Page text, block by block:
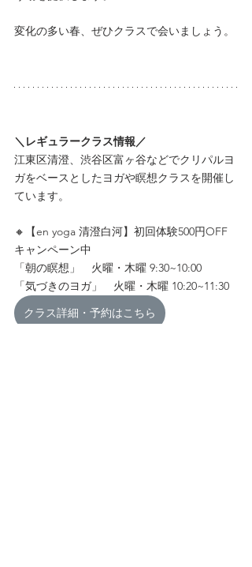
変化の多い春、ぜひクラスで会いましょう。
＼レギュラークラス情報／
江東区清澄、渋谷区富ヶ谷などでクリパルヨ
ガをベースとしたヨガや瞑想クラスを開催し
ています。
🔸【en yoga 清澄白河】初回体験500円OFF
キャンペーン中
「朝の瞑想」　火曜・木曜 9:30~10:00
「気づきのヨガ」　火曜・木曜 10:20~11:30
クラス詳細・予約はこちら